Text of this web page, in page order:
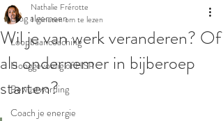
Blog algemeen
Loopbaancoaching
Hooggevoelig of HSP
Bewustwording
Coach je energie
Wil je van werk veranderen? Of
als ondernemer in bijberoep
starten?
Nathalie Frérotte
1 minuten om te lezen